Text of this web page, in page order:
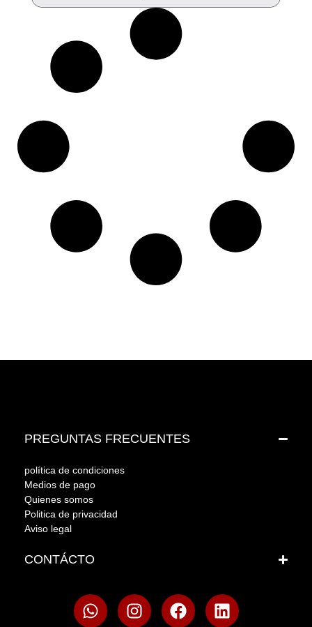
PREGUNTAS FRECUENTES
política de condiciones
Medios de pago
Quienes somos
Politica de privacidad
Aviso legal
CONTÁCTO